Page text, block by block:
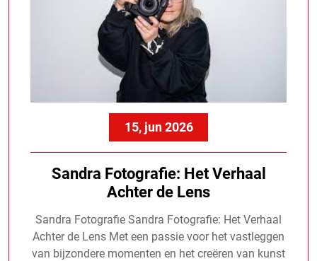
15, jun 2026
Sandra Fotografie: Het Verhaal
Achter de Lens
Sandra Fotografie Sandra Fotografie: Het Verhaal
Achter de Lens Met een passie voor het vastleggen
van bijzondere momenten en het creëren van kunst